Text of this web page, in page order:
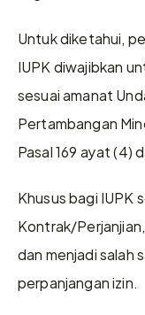
Untuk diketahui,
IUPK diwajibkan
sesuai amanat
Pertambangan
Pasal 169 ayat (4)
Khusus bagi IUPK
Kontrak/
dan menjadi salah
perpanjangan izin.